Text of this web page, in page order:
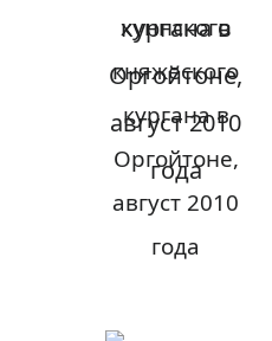
хуннского
княжеского
кургана в
Оргойтоне,
август 2010
года